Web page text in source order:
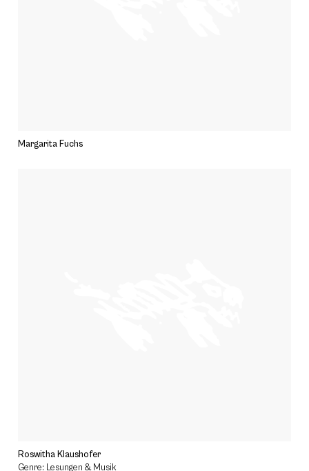
Margarita Fuchs
Roswitha Klaushofer
Genre: Lesungen & Musik